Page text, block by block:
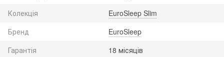
Колекція
EuroSleep Slim
Бренд
EuroSleep
Гарантія
18 місяців